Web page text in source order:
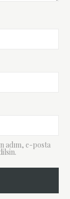
adım, e-posta